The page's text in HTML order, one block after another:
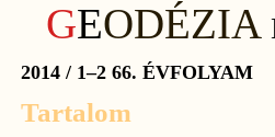
GEODÉZIA
2014 / 1–2 66. ÉVFOLYAM
Tartalom